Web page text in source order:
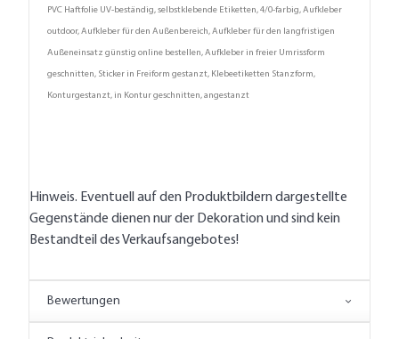
PVC Haftfolie UV-beständig, selbstklebende Etiketten, 4/0-farbig, Aufkleber
outdoor, Aufkleber für den Außenbereich, Aufkleber für den langfristigen
Außeneinsatz günstig online bestellen, Aufkleber in freier Umrissform
geschnitten, Sticker in Freiform gestanzt, Klebeetiketten Stanzform,
Konturgestanzt, in Kontur geschnitten, angestanzt
Hinweis. Eventuell auf den Produktbildern dargestellte
Gegenstände dienen nur der Dekoration und sind kein
Bestandteil des Verkaufsangebotes!
Bewertungen